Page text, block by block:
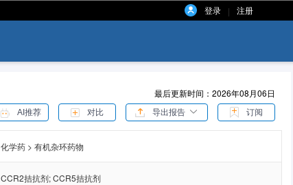
登录 | 注册
最后更新时间：2026年08月06日
AI推荐 对比 导出报告 订阅
化学药 > 有机杂环药物
CCR2拮抗剂;CCR5拮抗剂